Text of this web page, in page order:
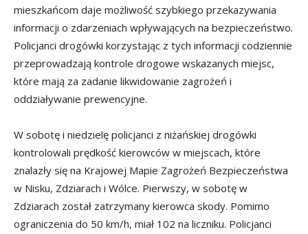
mieszkańcom daje możliwość szybkiego przekazywania
informacji o zdarzeniach wpływających na bezpieczeństwo.
Policjanci drogówki korzystając z tych informacji codziennie
przeprowadzają kontrole drogowe wskazanych miejsc,
które mają za zadanie likwidowanie zagrożeń i
oddziaływanie prewencyjne.
W sobotę i niedzielę policjanci z niżańskiej drogówki
kontrolowali prędkość kierowców w miejscach, które
znalazły się na Krajowej Mapie Zagrożeń Bezpieczeństwa
w Nisku, Zdziarach i Wólce. Pierwszy, w sobotę w
Zdziarach został zatrzymany kierowca skody. Pomimo
ograniczenia do 50 km/h, miał 102 na liczniku. Policjanci